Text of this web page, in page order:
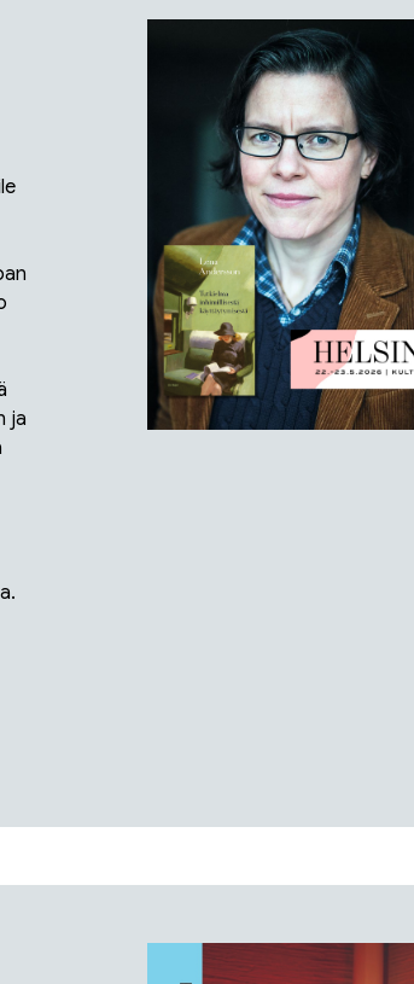
ja